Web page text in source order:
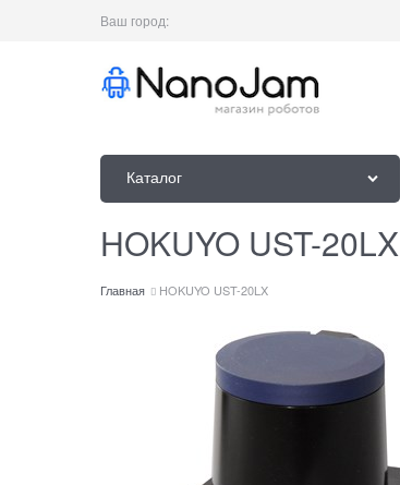
Ваш город:
Каталог
HOKUYO UST-20LX
Главная HOKUYO UST-20LX